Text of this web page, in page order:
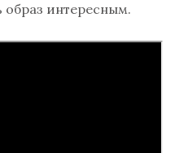
образ интересным.